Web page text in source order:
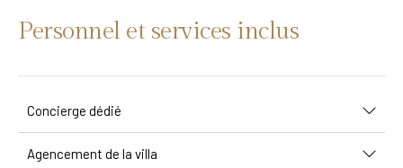
Personnel et services inclus
Concierge dédié
Agencement de la villa